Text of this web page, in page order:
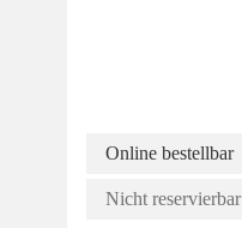
Online bestellbar
Nicht reservierbar